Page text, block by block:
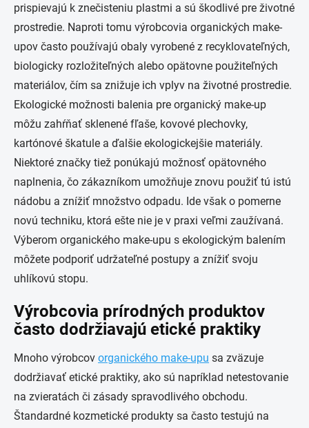
prispievajú k znečisteniu plastmi a sú škodlivé pre životné
prostredie. Naproti tomu výrobcovia organických make-
upov často používajú obaly vyrobené z recyklovateľných,
biologicky rozložiteľných alebo opätovne použiteľných
materiálov, čím sa znižuje ich vplyv na životné prostredie.
Ekologické možnosti balenia pre organický make-up
môžu zahŕňať sklenené fľaše, kovové plechovky,
kartónové škatule a ďalšie ekologickejšie materiály.
Niektoré značky tiež ponúkajú možnosť opätovného
naplnenia, čo zákazníkom umožňuje znovu použiť tú istú
nádobu a znížiť množstvo odpadu. Ide však o pomerne
novú techniku, ktorá ešte nie je v praxi veľmi zaužívaná.
Výberom organického make-upu s ekologickým balením
môžete podporiť udržateľné postupy a znížiť svoju
uhlíkovú stopu.
Výrobcovia prírodných produktov
často dodržiavajú etické praktiky
Mnoho výrobcov organického make-upu sa zväzuje
dodržiavať etické praktiky, ako sú napríklad netestovanie
na zvieratách či zásady spravodlivého obchodu.
Štandardné kozmetické produkty sa často testujú na